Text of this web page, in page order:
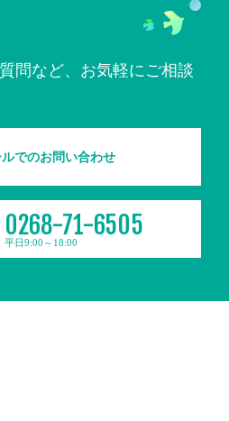
問など、お気軽にご相談
ルでのお問い合わせ
0268-71-6505
平日9:00～18:00